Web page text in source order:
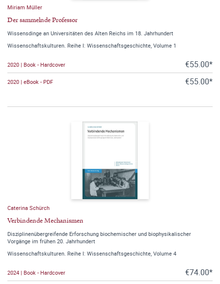
Miriam Müller
Der sammelnde Professor
Wissensdinge an Universitäten des Alten Reichs im 18. Jahrhundert
Wissenschaftskulturen. Reihe I: Wissenschaftsgeschichte, Volume 1
2020 | Book - Hardcover €55.00*
2020 | eBook - PDF €55.00*
Caterina Schürch
Verbindende Mechanismen
Disziplinenübergreifende Erforschung biochemischer und biophysikalischer
Vorgänge im frühen 20. Jahrhundert
Wissenschaftskulturen. Reihe I: Wissenschaftsgeschichte, Volume 4
2024 | Book - Hardcover €74.00*